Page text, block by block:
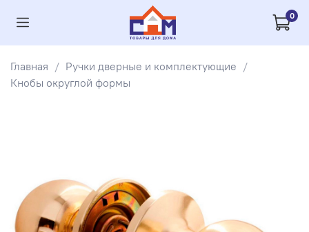
0
Главная
Ручки дверные и комплектующие
Кнобы округлой формы